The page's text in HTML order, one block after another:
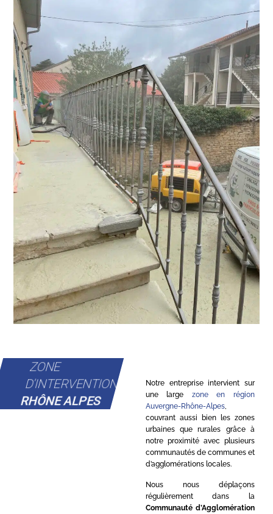
ZONE
D'INTERVENTION
RHÔNE ALPES
Notre entreprise intervient sur
une large zone en région
Auvergne-Rhône-Alpes,
couvrant aussi bien les zones
urbaines que rurales grâce à
notre proximité avec plusieurs
communautés de communes et
d’agglomérations locales.
Nous nous déplaçons
régulièrement dans la
Communauté d’Agglomération